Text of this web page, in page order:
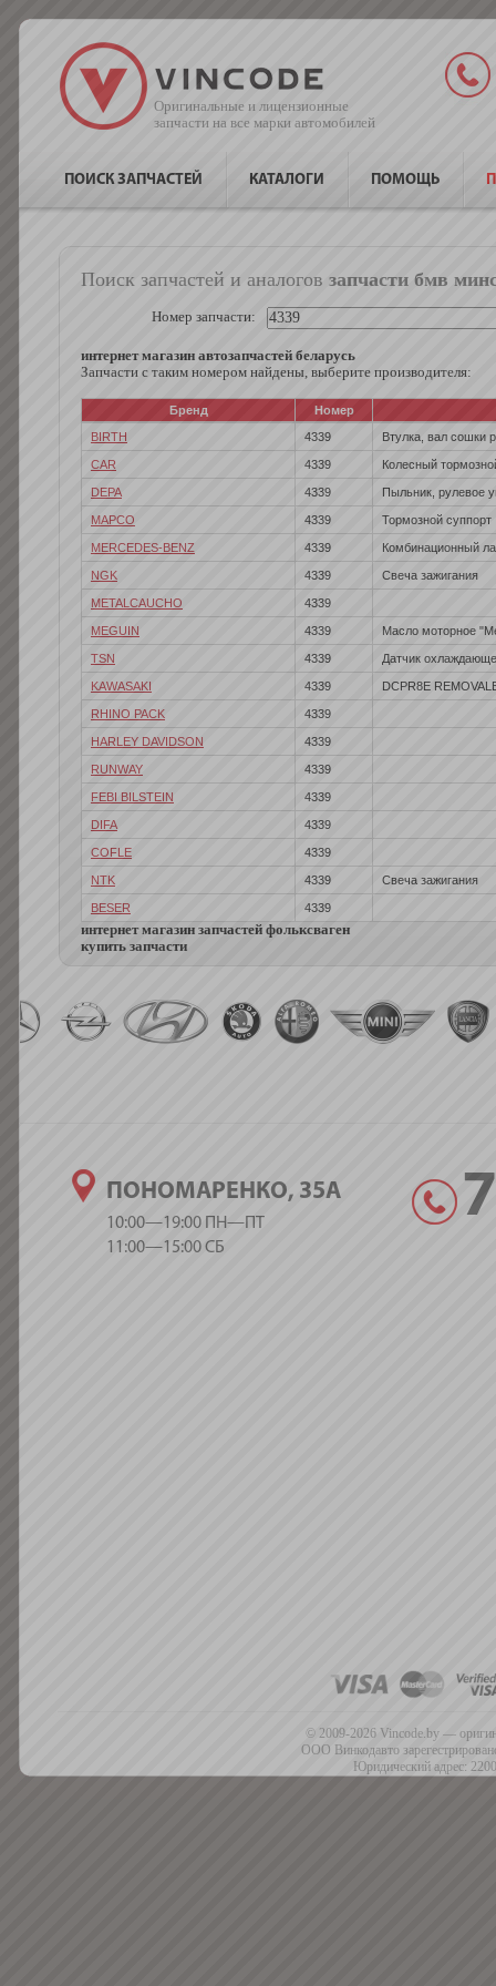
Оригинальные и лицензионные
запчасти на все марки автомобилей
ПОИСК ЗАПЧАСТЕЙ КАТАЛОГИ ПОМОЩЬ
Поиск запчастей и аналогов запчасти бмв
Номер запчасти:
интернет магазин автозапчастей беларусь
Запчасти с таким номером найдены, выберите производителя:
Бренд
Номер
BIRTH
4339 Втулка, вал сошки
CAR 4339 Колесный
DEPA 4339 Пыльник, рулевое
MAPCO 4339 Тормозной суппорт
MERCEDES-BENZ 4339 Комбинационный
NGK 4339 Свеча зажигания
METALCAUCHO 4339
MEGUIN 4339 Масло моторное
TSN 4339 Датчик
KAWASAKI 4339 DCPR8E
RHINO PACK 4339
HARLEY DAVIDSON 4339
RUNWAY 4339
FEBI BILSTEIN 4339
DIFA 4339
COFLE 4339
NTK 4339 Свеча зажигания
BESER 4339
интернет магазин запчастей фольксваген
купить запчасти
ПОНОМАРЕНКО, 35А
10:00—19:00 ПН—ПТ
11:00—15:00 СБ
© 2009-2026 Vincode.by —
ООО Винкодавто
Юридический адрес: